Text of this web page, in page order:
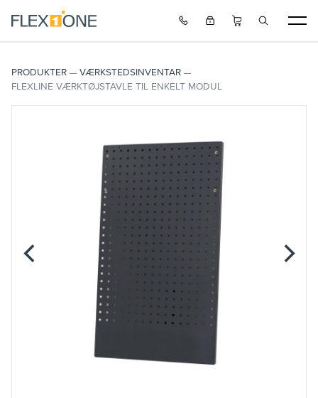
PRODUKTER
VÆRKSTEDSINVENTAR
FLEXLINE VÆRKTØJSTAVLE TIL ENKELT MODUL